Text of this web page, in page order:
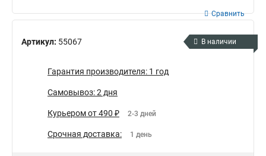
Артикул: 55067
Сравнить
В наличии
Гарантия производителя: 1 год
Самовывоз: 2 дня
Курьером от 490 ₽ 2-3 дней
Срочная доставка: 1 день